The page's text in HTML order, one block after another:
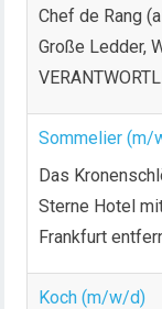
Chef de Rang
Große Ledder,
Sommelier (m/
Das
Sterne Hotel
Frankfurt
Koch (m/w/d)